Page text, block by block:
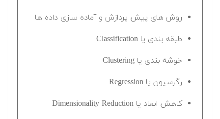
روش های پیش پردازش و آماده سازی داده ها
طبقه بندی یا Classification
خوشه بندی یا Clustering
رگرسیون یا Regression
کاهش ابعاد یا Dimensionality Reduction